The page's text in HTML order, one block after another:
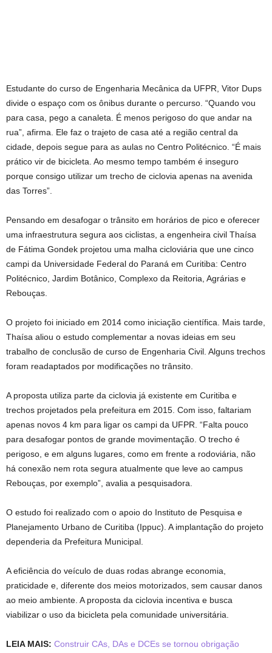
Estudante do curso de Engenharia Mecânica da UFPR, Vitor Dups
divide o espaço com os ônibus durante o percurso. “Quando vou
para casa, pego a canaleta. É menos perigoso do que andar na
rua”, afirma. Ele faz o trajeto de casa até a região central da
cidade, depois segue para as aulas no Centro Politécnico. “É mais
prático vir de bicicleta. Ao mesmo tempo também é inseguro
porque consigo utilizar um trecho de ciclovia apenas na avenida
das Torres”.
Pensando em desafogar o trânsito em horários de pico e oferecer
uma infraestrutura segura aos ciclistas, a engenheira civil Thaísa
de Fátima Gondek projetou uma malha cicloviária que une cinco
campi da Universidade Federal do Paraná em Curitiba: Centro
Politécnico, Jardim Botânico, Complexo da Reitoria, Agrárias e
Rebouças.
O projeto foi iniciado em 2014 como iniciação científica. Mais tarde,
Thaísa aliou o estudo complementar a novas ideias em seu
trabalho de conclusão de curso de Engenharia Civil. Alguns trechos
foram readaptados por modificações no trânsito.
A proposta utiliza parte da ciclovia já existente em Curitiba e
trechos projetados pela prefeitura em 2015. Com isso, faltariam
apenas novos 4 km para ligar os campi da UFPR. “Falta pouco
para desafogar pontos de grande movimentação. O trecho é
perigoso, e em alguns lugares, como em frente a rodoviária, não
há conexão nem rota segura atualmente que leve ao campus
Rebouças, por exemplo”, avalia a pesquisadora.
O estudo foi realizado com o apoio do Instituto de Pesquisa e
Planejamento Urbano de Curitiba (Ippuc). A implantação do projeto
dependeria da Prefeitura Municipal.
A eficiência do veículo de duas rodas abrange economia,
praticidade e, diferente dos meios motorizados, sem causar danos
ao meio ambiente. A proposta da ciclovia incentiva e busca
viabilizar o uso da bicicleta pela comunidade universitária.
LEIA MAIS: Construir CAs, DAs e DCEs se tornou obrigação